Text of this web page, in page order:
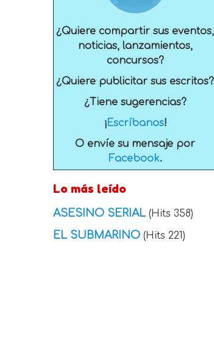
¿Quiere compartir sus eventos,
noticias, lanzamientos,
concursos?
¿Quiere publicitar sus escritos?
¿Tiene sugerencias?
¡Escríbanos!
O envíe su mensaje por
Facebook.
Lo más leído
ASESINO SERIAL (Hits 358)
EL SUBMARINO (Hits 221)